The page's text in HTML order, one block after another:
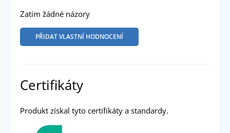
Zatím žádné názory
PŘIDAT VLASTNÍ HODNOCENÍ
Certifikáty
Produkt získal tyto certifikáty a standardy.